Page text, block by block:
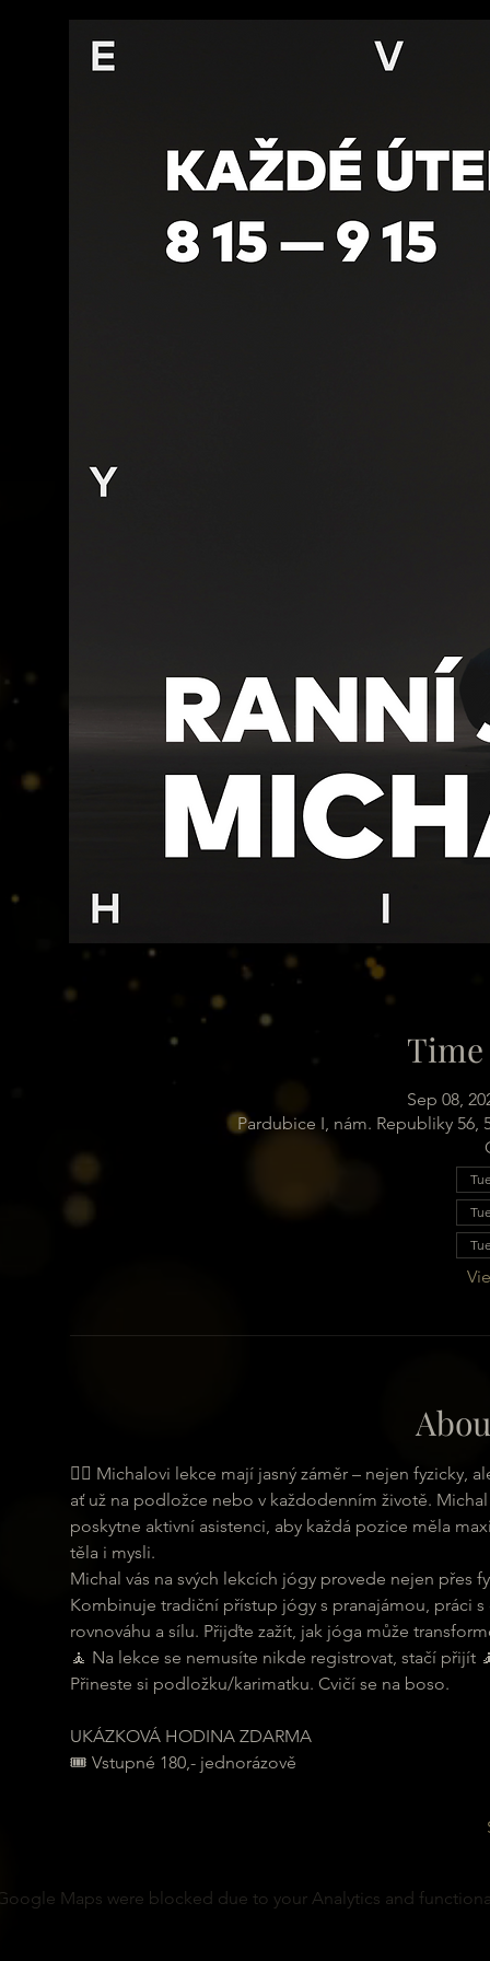
Sep 08,
Pardubice I, nám. Republiky 56,
🧘‍♀ Michalovi lekce mají jasný záměr – nejen
ať už na podložce nebo v každodenním životě.
poskytne aktivní asistenci, aby každá pozice měla
těla i mysli.
Michal vás na svých lekcích jógy provede nejen
Kombinuje tradiční přístup jógy s pranajámou, práci
rovnováhu a sílu. Přijďte zažít, jak jóga může
🧘 Na lekce se nemusíte nikde registrovat, stačí přijít
Přineste si podložku/karimatku. Cvičí se na boso.
UKÁZKOVÁ HODINA ZDARMA
🎟 Vstupné 180,- jednorázově
Maps were blocked due to your Analytics and